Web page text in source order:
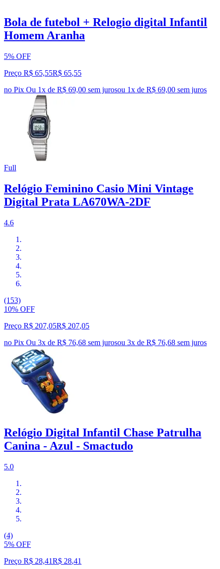
Bola de futebol + Relogio digital Infantil
Homem Aranha
5% OFF
Preço R$ 65,55R$ 65,55
no Pix Ou 1x de R$ 69,00 sem jurosou 1x de R$ 69,00 sem juros
Full
Relógio Feminino Casio Mini Vintage
Digital Prata LA670WA-2DF
4.6
(153)
10% OFF
Preço R$ 207,05R$ 207,05
no Pix Ou 3x de R$ 76,68 sem jurosou 3x de R$ 76,68 sem juros
Relógio Digital Infantil Chase Patrulha
Canina - Azul - Smactudo
5.0
(4)
5% OFF
Preço R$ 28,41R$ 28,41